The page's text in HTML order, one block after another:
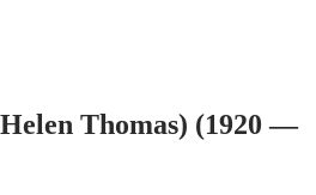
Thomas) (1920 —